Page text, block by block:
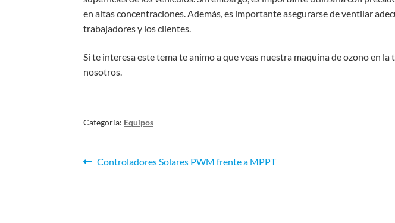
en altas concentraciones. Además, es importante asegurarse de ventilar
trabajadores y los clientes.
Si te interesa este tema te animo a que veas nuestra maquina de ozono en
nosotros.
Categoría: Equipos
Controladores Solares PWM frente a MPPT